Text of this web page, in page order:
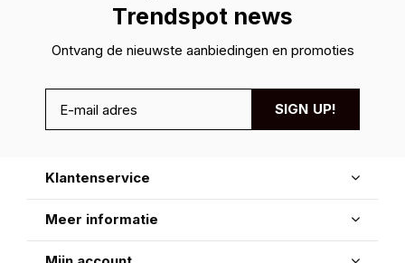
Trendspot news
Ontvang de nieuwste aanbiedingen en promoties
SIGN UP!
Klantenservice
Meer informatie